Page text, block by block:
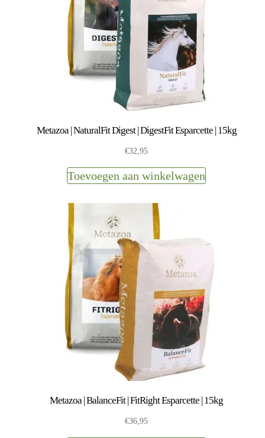
Metazoa | NaturalFit Digest | DigestFit Esparcette | 15kg
€32,95
Toevoegen aan winkelwagen
Metazoa | BalanceFit | FitRight Esparcette | 15kg
€36,95